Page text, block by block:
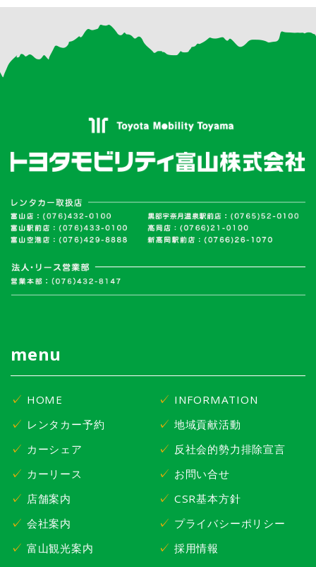
menu
HOME
レンタカー予約
カーシェア
カーリース
店舗案内
会社案内
富山観光案内
INFORMATION
地域貢献活動
反社会的勢力排除宣言
お問い合せ
CSR基本方針
プライバシーポリシー
採用情報